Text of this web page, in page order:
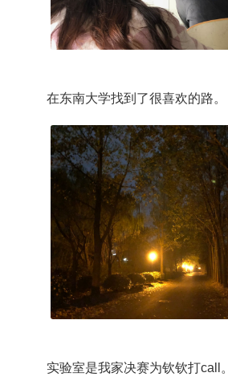
在东南大学找到了很喜欢的路。
实验室是我家决赛为钦钦打call。